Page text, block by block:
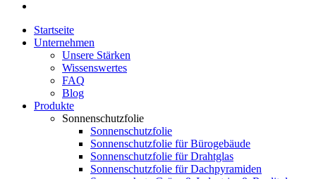
Startseite
Unternehmen
Unsere Stärken
Wissenswertes
FAQ
Blog
Produkte
Sonnenschutzfolie
Sonnenschutzfolie
Sonnenschutzfolie für Bürogebäude
Sonnenschutzfolie für Drahtglas
Sonnenschutzfolie für Dachpyramiden